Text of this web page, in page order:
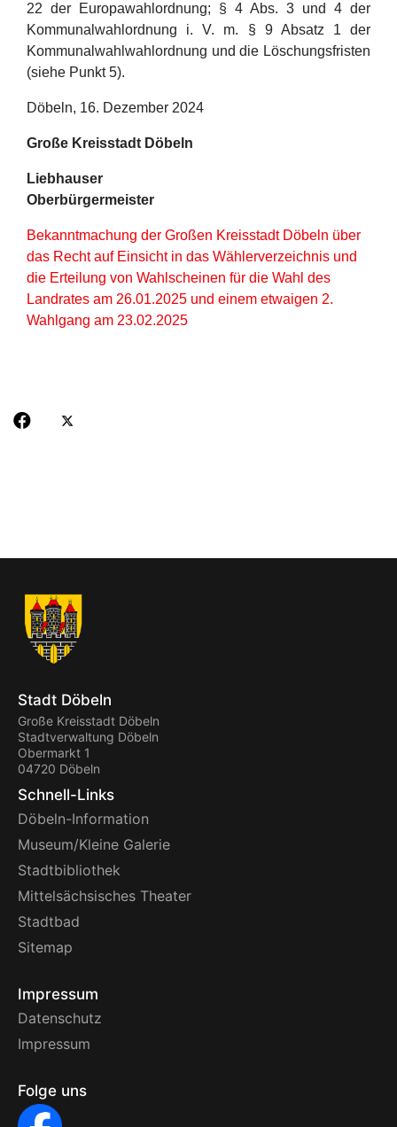
22 der Europawahlordnung; § 4 Abs. 3 und 4 der
Kommunalwahlordnung i. V. m. § 9 Absatz 1 der
Kommunalwahlwahlordnung und die Löschungsfristen
(siehe Punkt 5).
Döbeln, 16. Dezember 2024
Große Kreisstadt Döbeln
Liebhauser
Oberbürgermeister
Bekanntmachung der Großen Kreisstadt Döbeln über
das Recht auf Einsicht in das Wählerverzeichnis und
die Erteilung von Wahlscheinen für die Wahl des
Landrates am 26.01.2025 und einem etwaigen 2.
Wahlgang am 23.02.2025
Stadt Döbeln
Große Kreisstadt Döbeln
Stadtverwaltung Döbeln
Obermarkt 1
04720 Döbeln
Schnell-Links
Döbeln-Information
Museum/Kleine Galerie
Stadtbibliothek
Mittelsächsisches Theater
Stadtbad
Sitemap
Impressum
Datenschutz
Impressum
Folge uns